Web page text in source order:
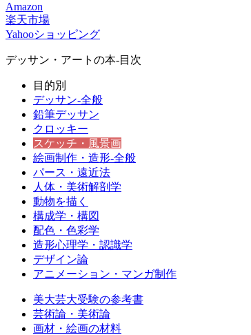
Amazon
楽天市場
Yahooショッピング
デッサン・アートの本-目次
目的別
デッサン-全般
鉛筆デッサン
クロッキー
スケッチ・風景画
絵画制作・造形-全般
パース・遠近法
人体・美術解剖学
動物を描く
構成学・構図
配色・色彩学
造形心理学・認識学
デザイン論
アニメーション・マンガ制作
美大芸大受験の参考書
芸術論・美術論
画材・絵画の材料